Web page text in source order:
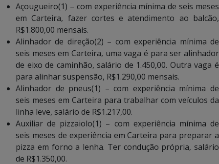
Açougueiro(1) – com experiência mínima de seis meses
em Carteira, fazer cortes e atendimento ao balcão,
R$1.800,00 mensais.
Alinhador de direção(2) – com experiência mínima de
seis meses em Carteira, uma vaga é para ser alinhador
de eixo de caminhão, salário de 1.450,00. Outra vaga é
para alinhar suspensão, R$1.290,00 mensais.
Alinhador de pneus(1) – com experiência mínima de
seis meses em Carteira para trabalhar com veículos da
linha leve, salário de R$1.217,00.
Auxiliar de pizzaiolo(1) – com experiência mínima de
seis meses de experiência em Carteira para preparar a
pizza em forno a lenha. Ter condução própria, salário
de R$1.350,00.